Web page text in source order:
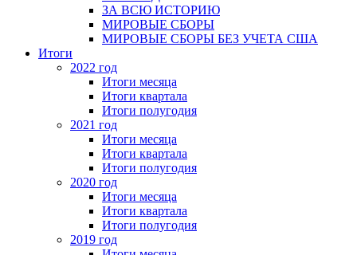
ЗА ВСЮ ИСТОРИЮ
МИРОВЫЕ СБОРЫ
МИРОВЫЕ СБОРЫ БЕЗ УЧЕТА США
Итоги
2022 год
Итоги месяца
Итоги квартала
Итоги полугодия
2021 год
Итоги месяца
Итоги квартала
Итоги полугодия
2020 год
Итоги месяца
Итоги квартала
Итоги полугодия
2019 год